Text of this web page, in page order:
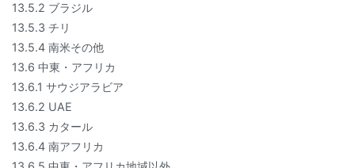
13.5.2 ブラジル
13.5.3 チリ
13.5.4 南米その他
13.6 中東・アフリカ
13.6.1 サウジアラビア
13.6.2 UAE
13.6.3 カタール
13.6.4 南アフリカ